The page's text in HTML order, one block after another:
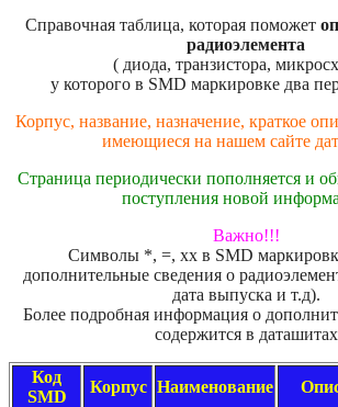
Справочная таблица, которая поможет
радиоэлемента
( диода, транзистора,
у которого в SMD маркировке два
Корпус, название, назначение, краткое
имеющиеся на нашем сайте
Страница периодически пополняется и
поступления новой
Важно!!!
Символы *, =, xx в SMD
дополнительные сведения о
дата выпуска и т.д).
Более подробная информация о
содержится в даташитах
Код
SMD
Корпус Наименование